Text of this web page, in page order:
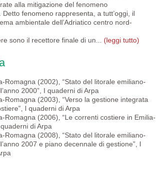
alla mitigazione del fenomeno
Detto fenomeno rappresenta, a tutt’oggi, il
ambientale dell’Adriatico centro nord-
sono il recettore finale di un... (leggi tutto)
Romagna (2002), “Stato del litorale emiliano-
2000”, I quaderni di Arpa
Romagna (2003), “Verso la gestione integrata
I quaderni di Arpa
Romagna (2006), “Le correnti costiere in Emilia-
di Arpa
Romagna (2008), “Stato del litorale emiliano-
2007 e piano decennale di gestione”, I